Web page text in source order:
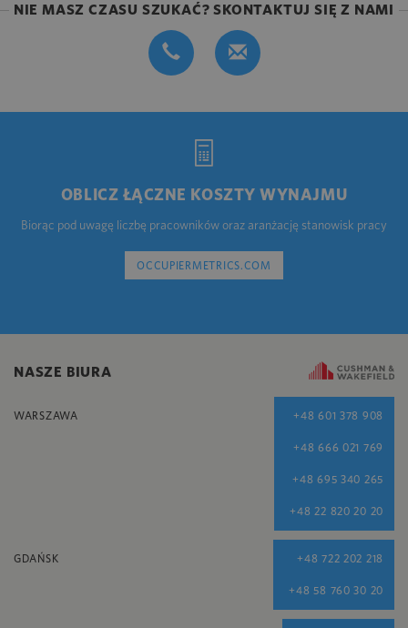
NIE MASZ CZASU SZUKAĆ? SKONTAKTUJ SIĘ Z NAMI
OBLICZ ŁĄCZNE KOSZTY WYNAJMU
Biorąc pod uwagę liczbę pracowników oraz aranżację stanowisk pracy
OCCUPIERMETRICS.COM
NASZE BIURA
WARSZAWA +48 601 378 908
+48 666 021 769
+48 695 340 265
+48 22 820 20 20
GDAŃSK +48 722 202 218
+48 58 760 30 20